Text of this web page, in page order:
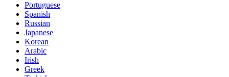
Portuguese
Spanish
Russian
Japanese
Korean
Arabic
Irish
Greek